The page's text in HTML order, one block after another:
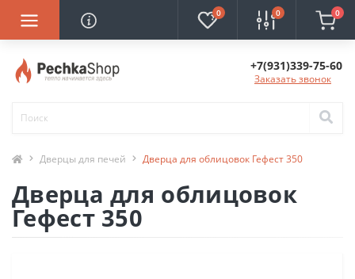
0 0 0
+7(931)339-75-60
Заказать звонок
Дверцы для печей Дверца для облицовок Гефест 350
Дверца для облицовок
Гефест 350